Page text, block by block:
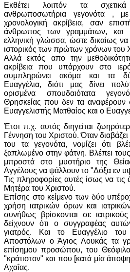
Εκθέτει λοιπόν τα σχετικά
ανθρωποσωτήρια γεγονότα ,
χρονολογική ακρίβεια, σαν
άνθρωπος των γραμμάτων, και
ελληνική γλώσσα, ώστε δικαίως να
ιστορικός των πρώτων χρόνων του
Αλλά εκτός απο την
ακρίβεια που υπάρχουν στο
συμπληρώνει ακόμα και τα
Ευαγγέλια, διότι μας δίνει
ορισμένα σπουδαιότατα
Θρησκείας που δεν τα αναφέρουν
Ευαγγελιστής Ματθαίος και ο
Έτσι π.χ. αυτός διηγείται
Γέννηση του Χριστού. Όταν
του τα γεγονότα, νομίζει ότι
ξαπλωμένο στην φάτνη. Βλέπει
μπροστά στο μυστήριο της
Αγγέλους να ψάλλουν το "Δόξα εν
Τις πληροφορίες αυτές ίσως να
Μητέρα του Χριστού.
Επίσης στο κείμενο των δύο
χρήση ιατρικών όρων και
συνήθως βρίσκονται σε
δείχνουν ότι ο συγγραφέας
γιατρός. Και το Ευαγγέλιο
Αποστόλων ο Άγιος Λουκάς τα
επίσημου προσώπου, του
"κράτιστον" και που [κατά μία
Αχαΐας.